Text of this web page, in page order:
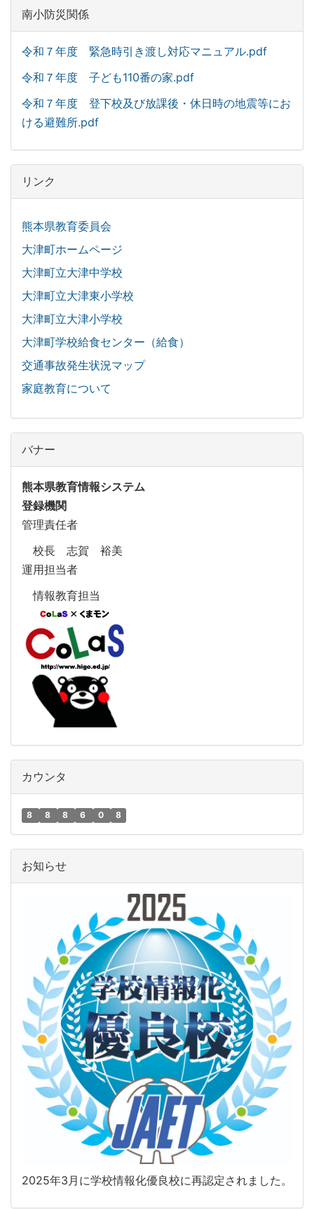
南小防災関係
令和７年度 緊急時引き渡し対応マニュアル.pdf
令和７年度 子ども110番の家.pdf
令和７年度 登下校及び放課後・休日時の地震等にお
ける避難所.pdf
リンク
熊本県教育委員会
大津町ホームページ
大津町立大津中学校
大津町立大津東小学校
大津町立大津小学校
大津町学校給食センター（給食）
交通事故発生状況マップ
家庭教育について
バナー
熊本県教育情報システム
登録機関
管理責任者
校長 志賀 裕美
運用担当者
情報教育担当
カウンタ
8 8 8 6 0 8
お知らせ
2025年3月に学校情報化優良校に再認定されました。